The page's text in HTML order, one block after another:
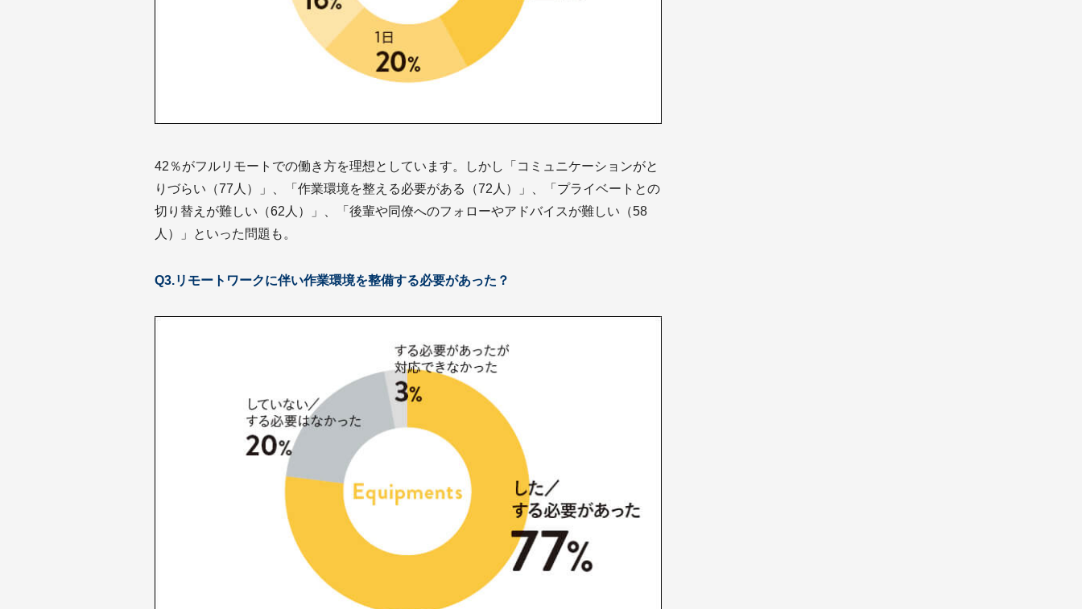
42％がフルリモートでの働き方を理想としています。しかし「コミュニケーションがと
りづらい（77人）」、「作業環境を整える必要がある（72人）」、「プライベートとの
切り替えが難しい（62人）」、「後輩や同僚へのフォローやアドバイスが難しい（58
人）」といった問題も。
Q3.リモートワークに伴い作業環境を整備する必要があった？